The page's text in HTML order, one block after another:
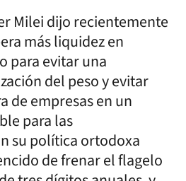
Milei dijo recientemente
más liquidez en
para evitar una
del peso y evitar
de empresas en un
para las
su política ortodoxa
de frenar el flagelo